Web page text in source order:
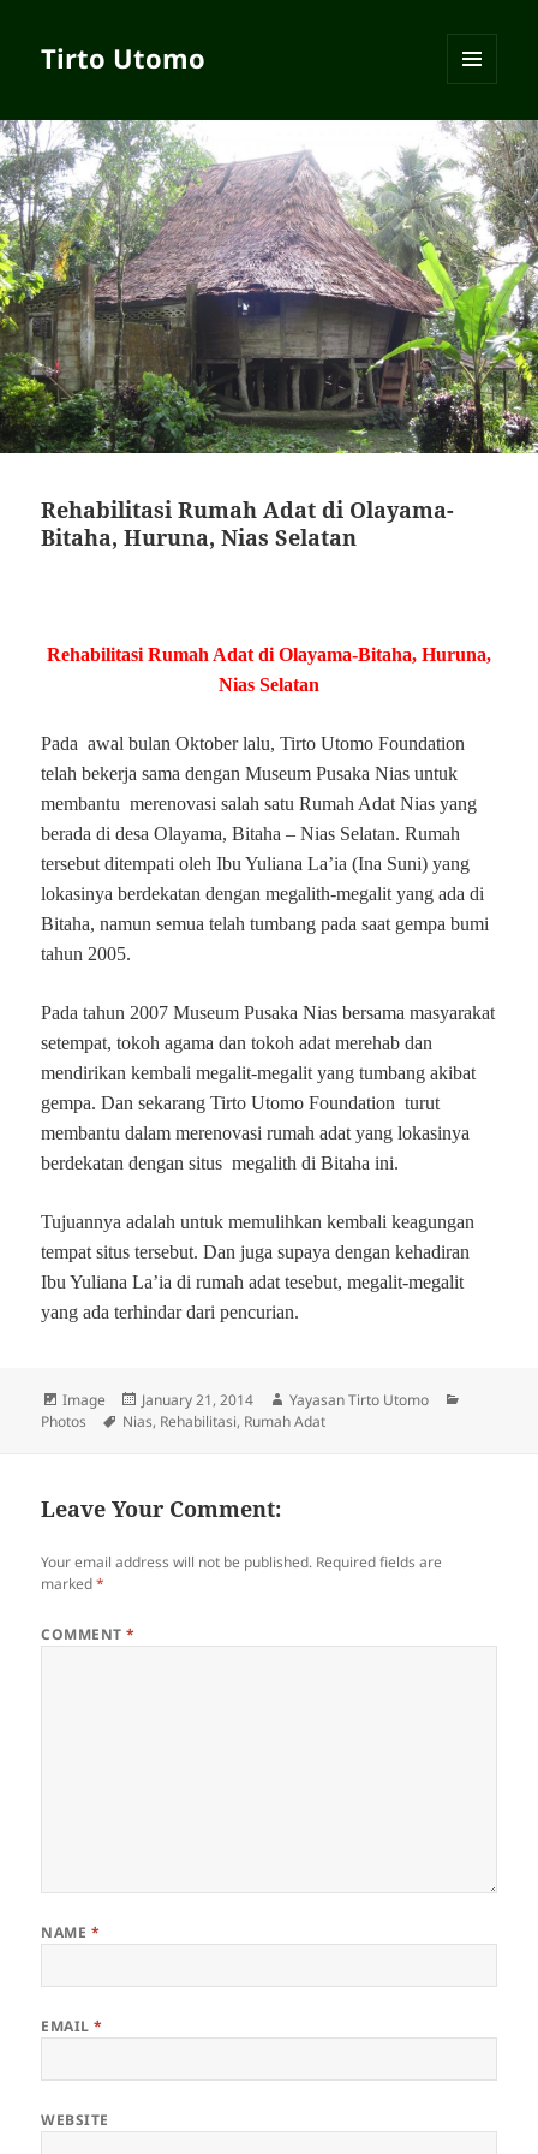
Tirto Utomo
WIDGETS
Rehabilitasi Rumah Adat di Olayama-
Bitaha, Huruna, Nias Selatan
Rehabilitasi Rumah Adat di Olayama-Bitaha, Huruna,
Nias Selatan
Pada awal bulan Oktober lalu, Tirto Utomo Foundation
telah bekerja sama dengan Museum Pusaka Nias untuk
membantu merenovasi salah satu Rumah Adat Nias yang
berada di desa Olayama, Bitaha – Nias Selatan. Rumah
tersebut ditempati oleh Ibu Yuliana La’ia (Ina Suni) yang
lokasinya berdekatan dengan megalith-megalit yang ada di
Bitaha, namun semua telah tumbang pada saat gempa bumi
tahun 2005.
Pada tahun 2007 Museum Pusaka Nias bersama masyarakat
setempat, tokoh agama dan tokoh adat merehab dan
mendirikan kembali megalit-megalit yang tumbang akibat
gempa. Dan sekarang Tirto Utomo Foundation turut
membantu dalam merenovasi rumah adat yang lokasinya
berdekatan dengan situs megalith di Bitaha ini.
Tujuannya adalah untuk memulihkan kembali keagungan
tempat situs tersebut. Dan juga supaya dengan kehadiran
Ibu Yuliana La’ia di rumah adat tesebut, megalit-megalit
yang ada terhindar dari pencurian.
Format
Image
Posted
on
January 21, 2014 Author
Yayasan Tirto Utomo
Photos
Tags
Nias, Rehabilitasi, Rumah Adat
Leave Your Comment:
Your email address will not be published. Required fields are
marked*
COMMENT*
NAME *
EMAIL*
WEBSITE